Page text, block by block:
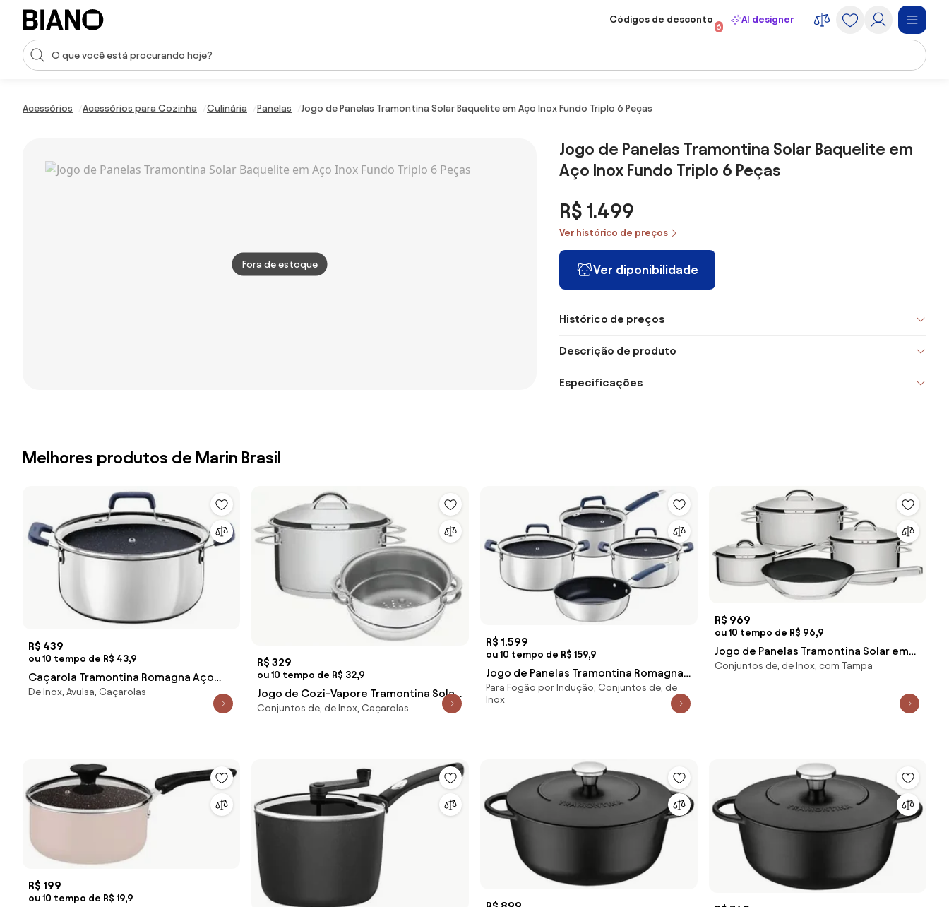
Saltar para o conteúdo
Entrada de pesquisa
Códigos de desconto
6
AI designer
Acessórios Acessórios para Cozinha Culinária Panelas Jogo de Panelas Tramontina Solar Baquelite em Aço Inox Fundo Triplo 6 Peças
Fora de estoque
Jogo de Panelas Tramontina Solar Baquelite em
Aço Inox Fundo Triplo 6 Peças
R$ 1.499
Ver histórico de preços
Ver diponibilidade
Histórico de preços
Descrição de produto
Especificações
Melhores produtos de Marin Brasil
R$ 439
ou 10 tempo de R$ 43,9
Caçarola Tramontina Romagna Aço
Inox Cerâmico Black Stone 20 cm 3,2 L
De Inox, Avulsa, Caçarolas
R$ 329
ou 10 tempo de R$ 32,9
Jogo de Cozi-Vapore Tramontina Solar
em Aço Inox 2 peças 16 cm
Conjuntos de, de Inox, Caçarolas
R$ 1.599
ou 10 tempo de R$ 159,9
Jogo de Panelas Tramontina Romagna
Aço Inox Cerâmico Black Stone 4
peças
Para Fogão por Indução, Conjuntos de, de
Inox
R$ 969
ou 10 tempo de R$ 96,9
Jogo de Panelas Tramontina Solar em
Aço Inox com Fundo Triplo 4 Peças
Conjuntos de, de Inox, com Tampa
R$ 199
ou 10 tempo de R$ 19,9